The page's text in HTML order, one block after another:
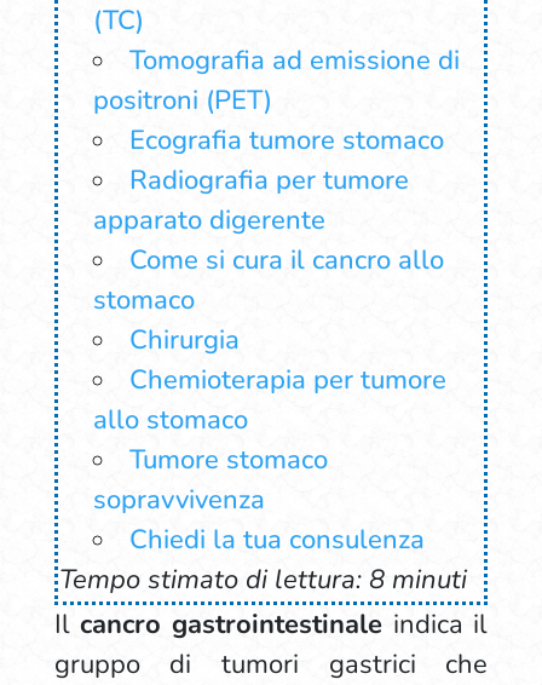
(TC)
Tomografia ad emissione di
positroni (PET)
Ecografia tumore stomaco
Radiografia per tumore
apparato digerente
Come si cura il cancro allo
stomaco
Chirurgia
Chemioterapia per tumore
allo stomaco
Tumore stomaco
sopravvivenza
Chiedi la tua consulenza
Tempo stimato di lettura: 8 minuti
Ilcancro gastrointestinale indica il
gruppo di tumori gastrici che